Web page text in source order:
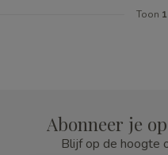
Toon 1
Abonneer je
Blijf op de hoogte